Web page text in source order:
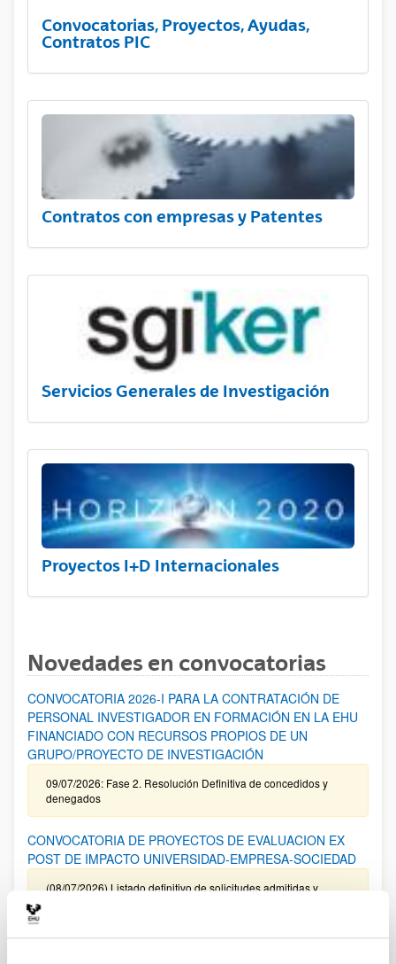
Convocatorias, Proyectos, Ayudas,
Contratos PIC
Contratos con empresas y Patentes
Servicios Generales de Investigación
Proyectos I+D Internacionales
Novedades en convocatorias
CONVOCATORIA 2026-I PARA LA CONTRATACIÓN DE
PERSONAL INVESTIGADOR EN FORMACIÓN EN LA EHU
FINANCIADO CON RECURSOS PROPIOS DE UN
GRUPO/PROYECTO DE INVESTIGACIÓN
09/07/2026: Fase 2. Resolución Definitiva de concedidos y
denegados
CONVOCATORIA DE PROYECTOS DE EVALUACION EX
POST DE IMPACTO UNIVERSIDAD-EMPRESA-SOCIEDAD
(08/07/2026) Listado definitivo de solicitudes admitidas y
ROSA MARIA VIVAR FUNDAZIOA First Global Call for